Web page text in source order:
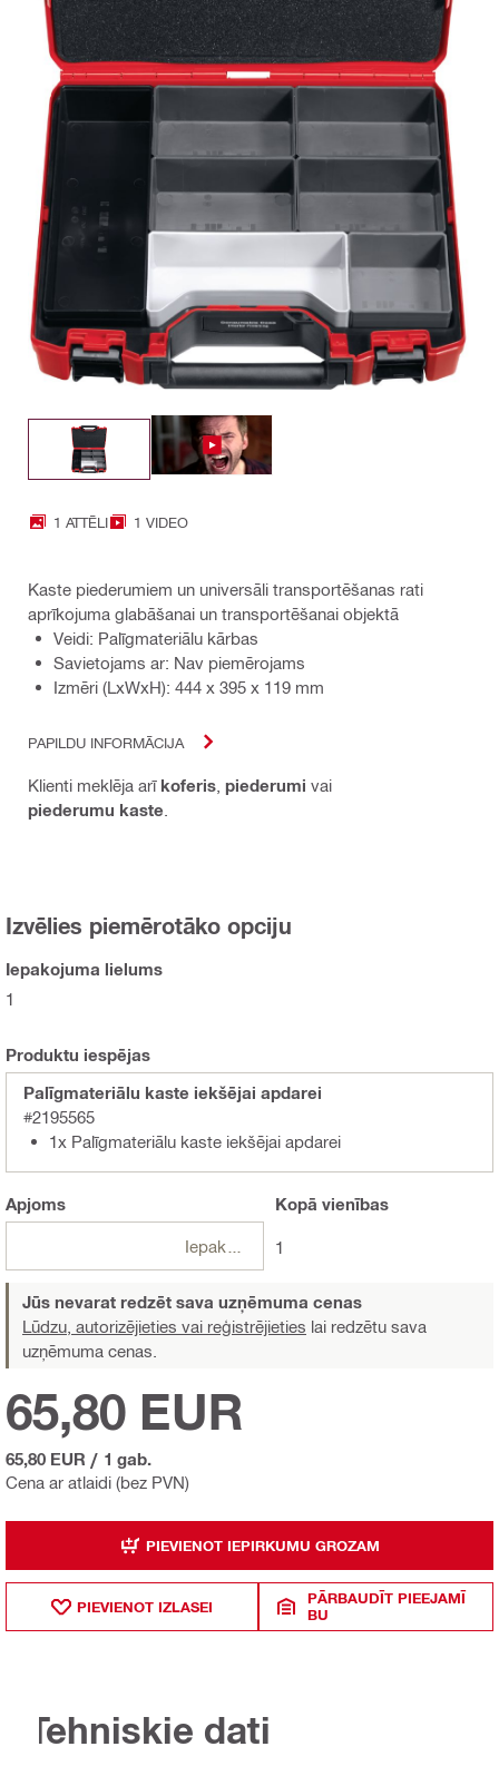
1 ATTĒLI 1 VIDEO
Kaste piederumiem un universāli transportēšanas rati
aprīkojuma glabāšanai un transportēšanai objektā
Veidi: Palīgmateriālu kārbas
Savietojams ar: Nav piemērojams
Izmēri (LxWxH): 444 x 395 x 119 mm
PAPILDU INFORMĀCIJA
Klienti meklēja arī koferis piederumi vai
piederumu kaste
Izvēlies piemērotāko opciju
Iepakojuma lielums
1
Produktu iespējas
Palīgmateriālu kaste iekšējai apdarei
#2195565
1x Palīgmateriālu kaste iekšējai apdarei
Apjoms Kopā vienības
1
Jūs nevarat redzēt sava uzņēmuma cenas
Lūdzu, autorizējieties vai reģistrējieties lai redzētu sava
uzņēmuma cenas.
Cena ar atlaidi (bez PVN)
65,80 EUR
65,80 EUR / 1 gab.
PIEVIENOT IEPIRKUMU GROZAM
PIEVIENOT IZLASEI
PĀRBAUDĪT PIEEJAMĪ
BU
Tehniskie dati